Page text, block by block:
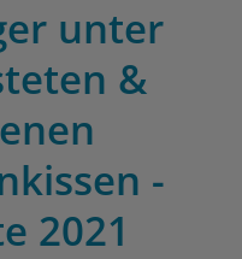
unter
&
-
2021